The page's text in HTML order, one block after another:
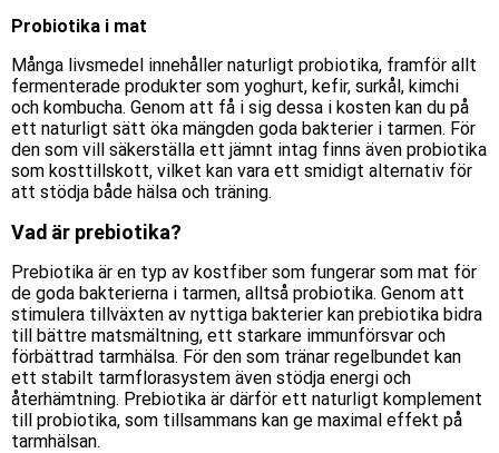
Probiotika i mat
Många livsmedel innehåller naturligt probiotika, framför allt
fermenterade produkter som yoghurt, kefir, surkål, kimchi
och kombucha. Genom att få i sig dessa i kosten kan du på
ett naturligt sätt öka mängden goda bakterier i tarmen. För
den som vill säkerställa ett jämnt intag finns även probiotika
som kosttillskott, vilket kan vara ett smidigt alternativ för
att stödja både hälsa och träning.
Vad är prebiotika?
Prebiotika är en typ av kostfiber som fungerar som mat för
de goda bakterierna i tarmen, alltså probiotika. Genom att
stimulera tillväxten av nyttiga bakterier kan prebiotika bidra
till bättre matsmältning, ett starkare immunförsvar och
förbättrad tarmhälsa. För den som tränar regelbundet kan
ett stabilt tarmflorasystem även stödja energi och
återhämtning. Prebiotika är därför ett naturligt komplement
till probiotika, som tillsammans kan ge maximal effekt på
tarmhälsan.